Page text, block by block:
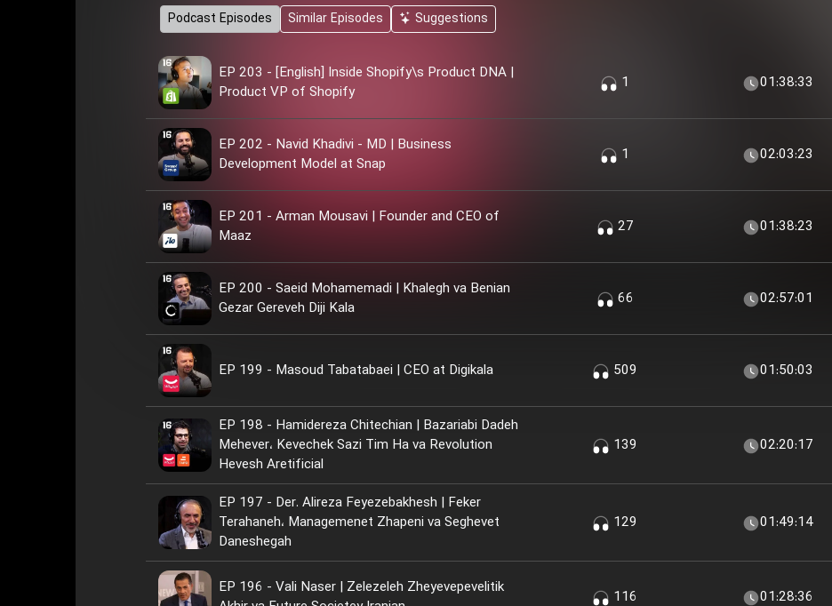
Podcast Episodes Similar Episodes Suggestions
EP 203 - [English] Inside Shopify\s Product DNA |
Product VP of Shopify
1 01:38:33
EP 202 - Navid Khadivi - MD | Business
Development Model at Snap
1 02:03:23
EP 201 - Arman Mousavi | Founder and CEO of
Maaz
27 01:38:23
EP 200 - Saeid Mohamemadi | Khalegh va Benian
Gezar Gereveh Diji Kala
66 02:57:01
EP 199 - ‏Masoud Tabatabaei‏ | CEO at Digikala 509 01:50:03
EP 198 - Hamidereza Chitechian | Bazariabi Dadeh
Mehever، Kevechek Sazi Tim Ha va Revolution
Hevesh Aretificial
139 02:20:17
EP 197 - Der. Alireza Feyezebakhesh | Feker
Terahaneh، Managemenet Zhapeni va Seghevet
Daneshegah
129 01:49:14
EP 196 - Vali Naser | Zelezeleh Zheyevepevelitik
116 01:28:36